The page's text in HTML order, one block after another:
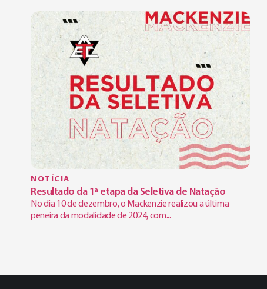
NOTÍCIA
Resultado da 1ª etapa da Seletiva de Natação
No dia 10 de dezembro, o Mackenzie realizou a última
peneira da modalidade de 2024, com...